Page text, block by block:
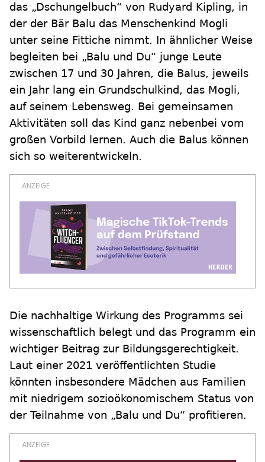
das „Dschungelbuch“ von Rudyard Kipling, in
der der Bär Balu das Menschenkind Mogli
unter seine Fittiche nimmt. In ähnlicher Weise
begleiten bei „Balu und Du“ junge Leute
zwischen 17 und 30 Jahren, die Balus, jeweils
ein Jahr lang ein Grundschulkind, das Mogli,
auf seinem Lebensweg. Bei gemeinsamen
Aktivitäten soll das Kind ganz nebenbei vom
großen Vorbild lernen. Auch die Balus können
sich so weiterentwickeln.
Die nachhaltige Wirkung des Programms sei
wissenschaftlich belegt und das Programm ein
wichtiger Beitrag zur Bildungsgerechtigkeit.
Laut einer 2021 veröffentlichten Studie
könnten insbesondere Mädchen aus Familien
mit niedrigem sozioökonomischem Status von
der Teilnahme von „Balu und Du“ profitieren.